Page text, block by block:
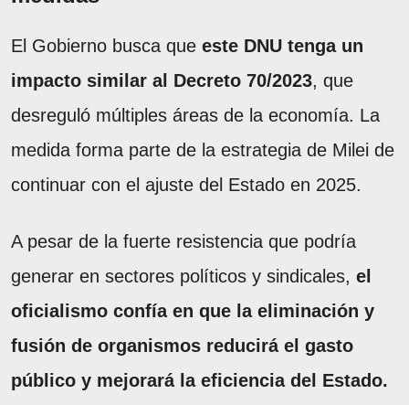
El Gobierno busca que este DNU tenga un
impacto similar al Decreto 70/2023, que
desreguló múltiples áreas de la economía. La
medida forma parte de la estrategia de Milei de
continuar con el ajuste del Estado en 2025.
A pesar de la fuerte resistencia que podría
generar en sectores políticos y sindicales, el
oficialismo confía en que la eliminación y
fusión de organismos reducirá el gasto
público y mejorará la eficiencia del Estado.